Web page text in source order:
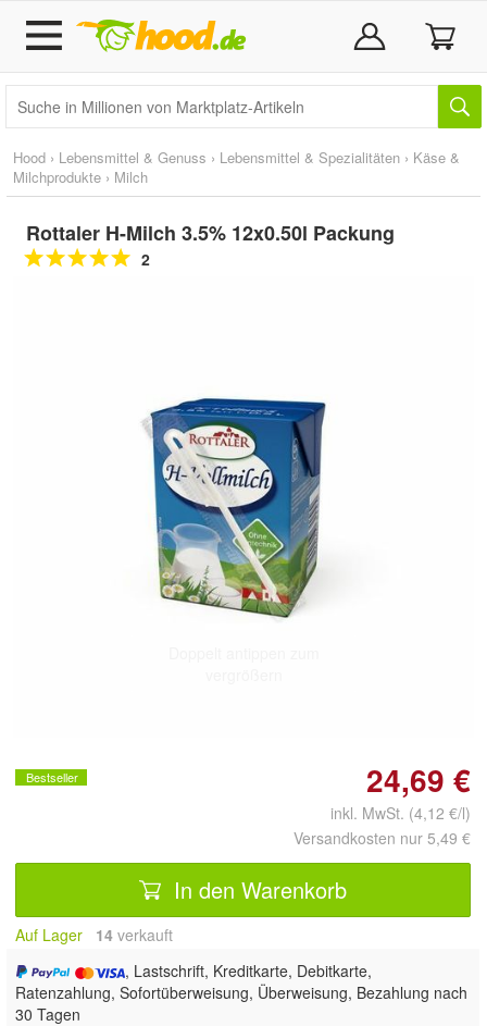
Hood › Lebensmittel & Genuss › Lebensmittel & Spezialitäten › Käse &
Milchprodukte › Milch
Rottaler H-Milch 3.5% 12x0.50l Packung
2
Bestseller 24,69 €
inkl. MwSt. (4,12 €/l)
Versandkosten nur 5,49 €
In den Warenkorb
Auf Lager 14 verkauft
, Lastschrift, Kreditkarte, Debitkarte,
Ratenzahlung, Sofortüberweisung, Überweisung, Bezahlung nach
30 Tagen